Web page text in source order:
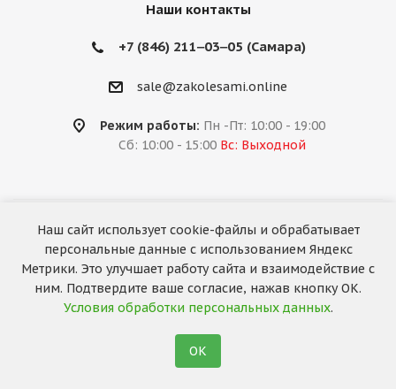
Наши контакты
+7 (846) 211‒03‒05 (Самара)
sale@zakolesami.online
Режим работы: Пн -Пт: 10:00 - 19:00
Сб: 10:00 - 15:00 Вс: Выходной
2026 © «За колёсами.Online»
Запуск сайта —RuMaster
Наш сайт использует cookie-файлы и обрабатывает
персональные данные с использованием Яндекс
Метрики. Это улучшает работу сайта и взаимодействие с
ним. Подтвердите ваше согласие, нажав кнопку ОК.
Условия обработки персональных данных.
ОК